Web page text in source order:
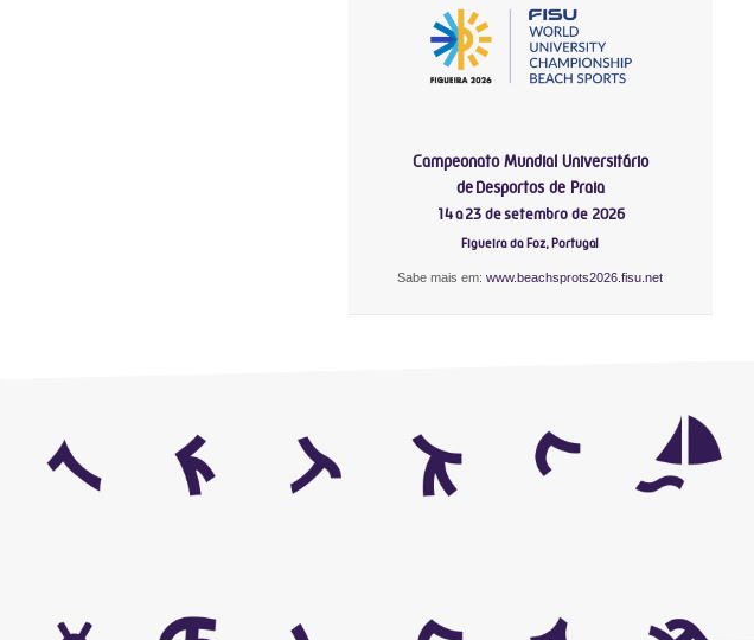
Campeonato Mundial Universitário
de Desportos de Praia
14 a 23 de setembro de 2026
Figueira da Foz, Portugal
Sabe mais em:www.beachsprots2026.fisu.net